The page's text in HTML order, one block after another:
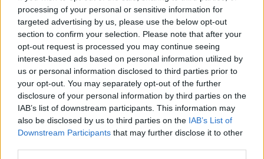
processing of your personal or sensitive information for
targeted advertising by us, please use the below opt-out
section to confirm your selection. Please note that after your
opt-out request is processed you may continue seeing
interest-based ads based on personal information utilized by
us or personal information disclosed to third parties prior to
your opt-out. You may separately opt-out of the further
disclosure of your personal information by third parties on the
IAB’s list of downstream participants. This information may
also be disclosed by us to third parties on the IAB’s List of
Downstream Participants that may further disclose it to other
2Η Άννα Βίσση ξετρελάθηκε με μπάντα που
έπαιζε Τσιτσάνη στο Φισκάρδο και τους
πρότεινε συνεργασία
3Θρήνος για τον Λιονέλ Μέσι – Πέθανε ο
πατέρας του, Χόρχε
4Η FIFA απάντησε στις καταγγελίες για την
ερωμένη του Ινφαντίνο: «Κατηγορηματικά
αναληθείς και δυσφημιστικοί οι ισχυρισμοί»
5Ελίζαμπεθ Ελέτσι και Νεκτάριος Λεμονίδης
πήγαν στον Άγιο Νεκτάριο Βούλας για να
πάρουν την ευχή για τον γιο τους